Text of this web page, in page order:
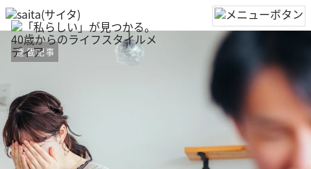
連載記事